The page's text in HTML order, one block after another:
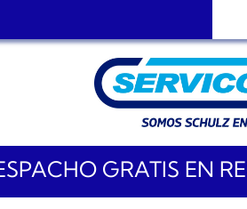
GRATIS EN